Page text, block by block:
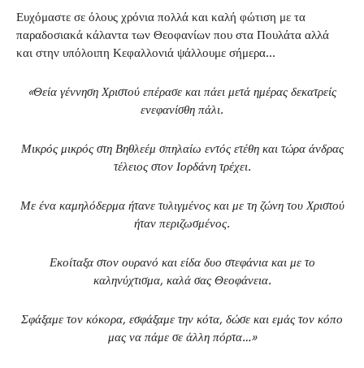
Ευχόμαστε σε όλους χρόνια πολλά και καλή φώτιση με τα
παραδοσιακά κάλαντα των Θεοφανίων που στα Πουλάτα αλλά
και στην υπόλοιπη Κεφαλλονιά ψάλλουμε σήμερα…
«Θεία γέννηση Χριστού επέρασε και πάει μετά ημέρας δεκατρείς
ενεφανίσθη πάλι.
Μικρός μικρός στη Βηθλεέμ σπηλαίω εντός ετέθη και τώρα άνδρας
τέλειος στον Ιορδάνη τρέχει.
Με ένα καμηλόδερμα ήτανε τυλιγμένος και με τη ζώνη του Χριστού
ήταν περιζωσμένος.
Εκοίταξα στον ουρανό και είδα δυο στεφάνια και με το
καληνύχτισμα, καλά σας Θεοφάνεια.
Σφάξαμε τον κόκορα, εσφάξαμε την κότα, δώσε και εμάς τον κόπο
μας να πάμε σε άλλη πόρτα…»